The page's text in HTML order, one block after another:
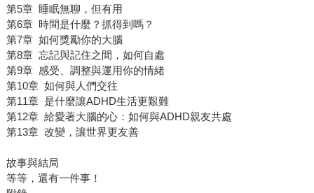
第5章 睡眠無聊，但有用
第6章 時間是什麼？抓得到嗎？
第7章 如何獎勵你的大腦
第8章 忘記與記住之間，如何自處
第9章 感受、調整與運用你的情緒
第10章 如何與人們交往
第11章 是什麼讓ADHD生活更艱難
第12章 給愛著大腦的心：如何與ADHD親友共處
第13章 改變，讓世界更友善
故事與結局
等等，還有一件事！